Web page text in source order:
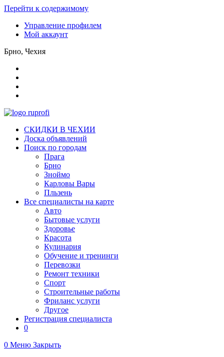
Перейти к содержимому
Управление профилем
Мой аккаунт
Брно, Чехия
СКИДКИ В ЧЕХИИ
Доска объявлений
Поиск по городам
Прага
Брно
Зноймо
Карловы Вары
Пльзень
Все специалисты на карте
Авто
Бытовые услуги
Здоровье
Красота
Кулинария
Обучение и тренинги
Перевозки
Ремонт техники
Спорт
Строительные работы
Фриланс услуги
Другое
Регистрация специалиста
0
0 Меню Закрыть